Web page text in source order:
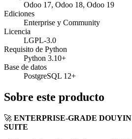
Odoo 17, Odoo 18, Odoo 19
Ediciones
Enterprise y Community
Licencia
LGPL-3.0
Requisito de Python
Python 3.10+
Base de datos
PostgreSQL 12+
Sobre este producto
🚀 ENTERPRISE-GRADE
SUITE